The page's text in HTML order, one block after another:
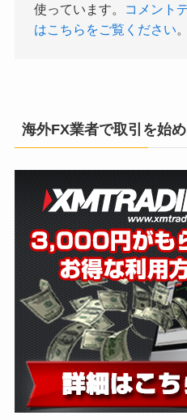
使っています。
コメント
はこちらをご覧ください。
海外FX業者で取引を始